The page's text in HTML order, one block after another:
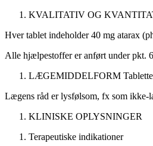
KVALITATIV OG
Hver tablet indeholder 40 mg atarax
Alle hjælpestoffer er anført under pkt.
LÆGEMIDDELFORM
Lægens råd er lysfølsom, fx som ikke-
KLINISKE OPLYSNINGER
Terapeutiske indikationer